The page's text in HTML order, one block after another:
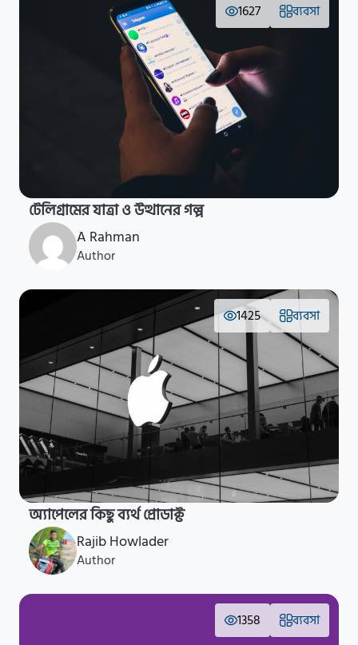
1627 ব্যবসা
টেলিগ্রামের যাত্রা ও উত্থানের গল্প
A Rahman
Author
1425 ব্যবসা
অ্যাপেলের কিছু ব্যর্থ প্রোডাক্ট
Rajib Howlader
Author
1358 ব্যবসা